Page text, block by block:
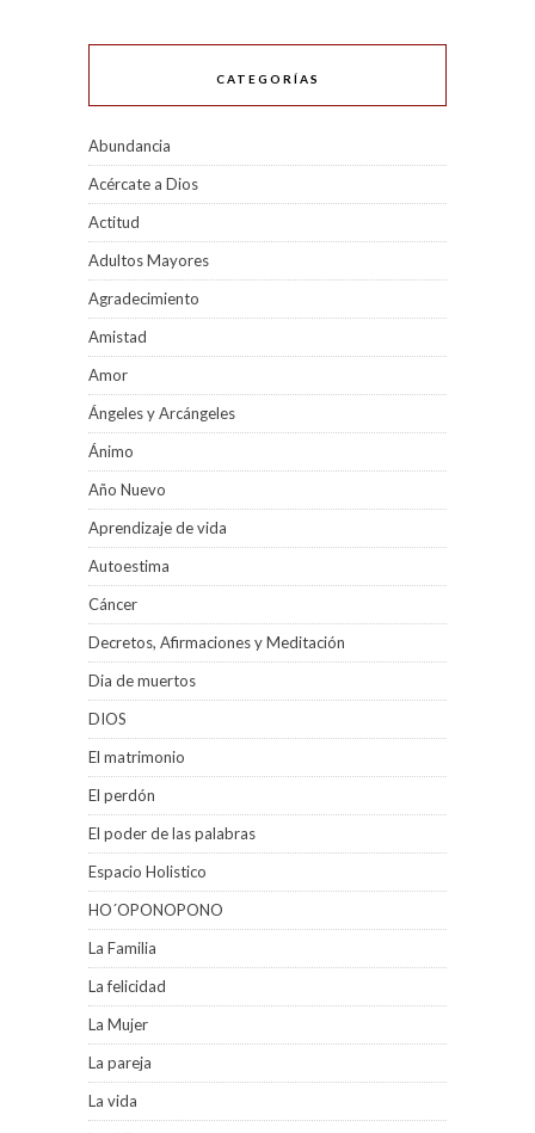
CATEGORÍAS
Abundancia
Acércate a Dios
Actitud
Adultos Mayores
Agradecimiento
Amistad
Amor
Ángeles y Arcángeles
Ánimo
Año Nuevo
Aprendizaje de vida
Autoestima
Cáncer
Decretos, Afirmaciones y Meditación
Dia de muertos
DIOS
El matrimonio
El perdón
El poder de las palabras
Espacio Holistico
HO´OPONOPONO
La Familia
La felicidad
La Mujer
La pareja
La vida